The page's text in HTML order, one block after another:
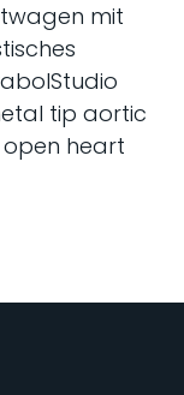
mit
tip aortic
heart